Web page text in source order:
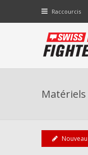
Raccourcis